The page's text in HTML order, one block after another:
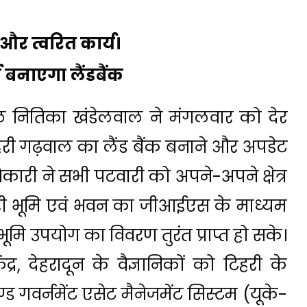
त्वरित कार्य।
बनाएगा लैंडबैंक
नितिका खंडेलवाल ने मंगलवार को देर
गढ़वाल का लैंड बैंक बनाने और अपडेट
ने सभी पटवारी को अपने-अपने क्षेत्र
भूमि एवं भवन का जीआईएस के माध्यम
उपयोग का विवरण तुरंत प्राप्त हो सके।
देहरादून के वैज्ञानिकों को टिहरी के
गवर्नमेंट एसेट मैनेजमेंट सिस्टम (यूके-